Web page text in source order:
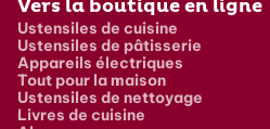
Vers la boutique en ligne
Ustensiles de cuisine
Ustensiles de pâtisserie
Appareils électriques
Tout pour la maison
Ustensiles de nettoyage
Livres de cuisine